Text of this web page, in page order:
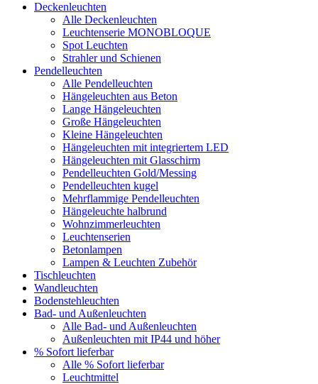
Deckenleuchten
Alle Deckenleuchten
Leuchtenserie MONOBLOQUE
Spot Leuchten
Strahler und Schienen
Pendelleuchten
Alle Pendelleuchten
Hängeleuchten aus Beton
Lange Hängeleuchten
Große Hängeleuchten
Kleine Hängeleuchten
Hängeleuchten mit integriertem LED
Hängeleuchten mit Glasschirm
Pendelleuchten Gold/Messing
Pendelleuchten kugel
Mehrflammige Pendelleuchten
Hängeleuchte halbrund
Wohnzimmerleuchten
Leuchtenserien
Betonlampen
Lampen & Leuchten Zubehör
Tischleuchten
Wandleuchten
Bodenstehleuchten
Bad- und Außenleuchten
Alle Bad- und Außenleuchten
Außenleuchten mit IP44 und höher
% Sofort lieferbar
Alle % Sofort lieferbar
Leuchtmittel